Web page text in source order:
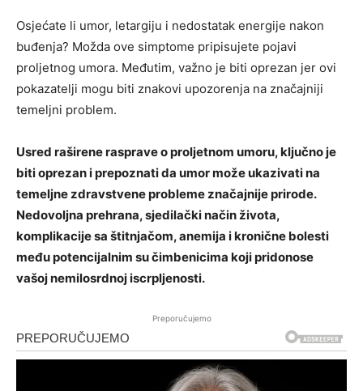
Osjećate li umor, letargiju i nedostatak energije nakon
buđenja? Možda ove simptome pripisujete pojavi
proljetnog umora. Međutim, važno je biti oprezan jer ovi
pokazatelji mogu biti znakovi upozorenja na značajniji
temeljni problem.
Usred raširene rasprave o proljetnom umoru, ključno je
biti oprezan i prepoznati da umor može ukazivati na
temeljne zdravstvene probleme značajnije prirode.
Nedovoljna prehrana, sjedilački način života,
komplikacije sa štitnjačom, anemija i kronične bolesti
među potencijalnim su čimbenicima koji pridonose
vašoj nemilosrdnoj iscrpljenosti.
Preporučujemo